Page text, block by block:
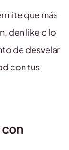
que más
den like o lo
de desvelar
con tus
con